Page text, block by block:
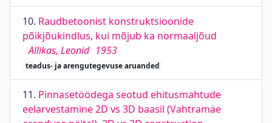
10. Raudbetoonist konstruktsioonide
põikjõukindlus, kui mõjub ka normaaljõud
Allikas, Leonid 1953
teadus- ja arengutegevuse aruanded
11. Pinnasetöödega seotud ehitusmahtude
eelarvestamine 2D vs 3D baasil (Vahtramäe